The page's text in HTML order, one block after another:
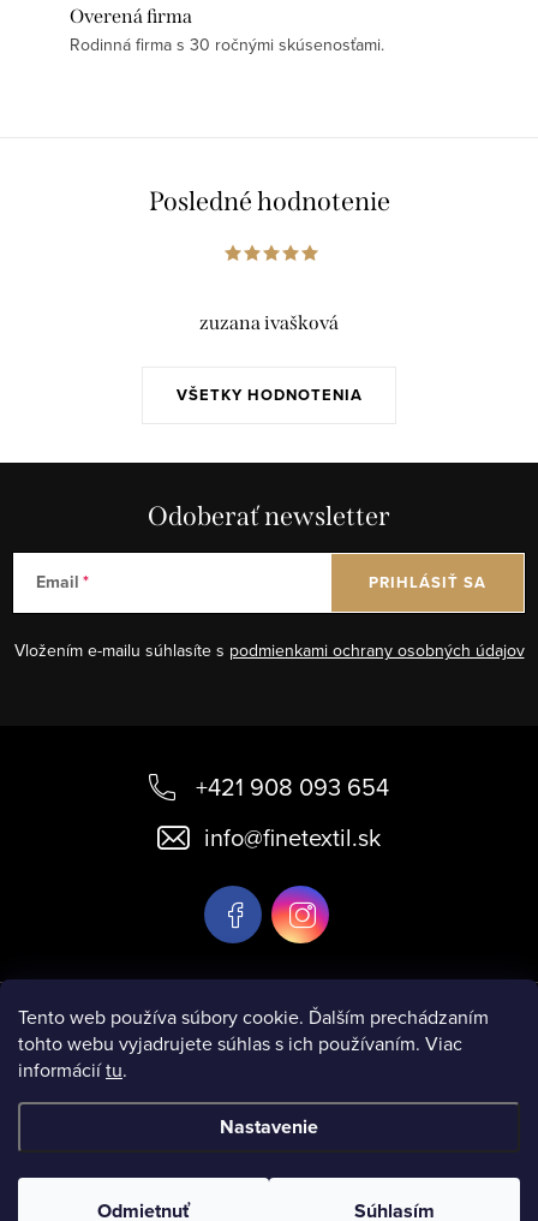
Tento web používa súbory cookie. Ďalším prechádzaním
tohto webu vyjadrujete súhlas s ich používaním. Viac
informáciítu.
Nastavenie
Odmietnuť Súhlasím
Overená firma
Rodinná firma s 30 ročnými skúsenosťami.
Posledné hodnotenie
VŠETKY HODNOTENIA
zuzana ivašková
Odoberať newsletter
Email
Vložením e-mailu súhlasíte s podmienkami ochrany osobných údajov
PRIHLÁSIŤ SA
e
+421 908 093 654
info@finetextil.sk
Informácie pre vás
Copyright 2026www.finetextil.sk. Všetky práva vyhradené.